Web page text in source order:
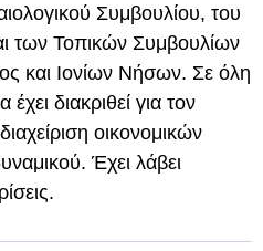
Συμβουλίου, του
των Τοπικών Συμβουλίων
και Ιονίων Νήσων. Σε όλη
διακριθεί για τον
οικονομικών
Έχει λάβει